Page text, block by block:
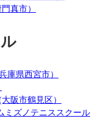
真市）
庫県西宮市）
阪市鶴見区）
ミズノテニススクール